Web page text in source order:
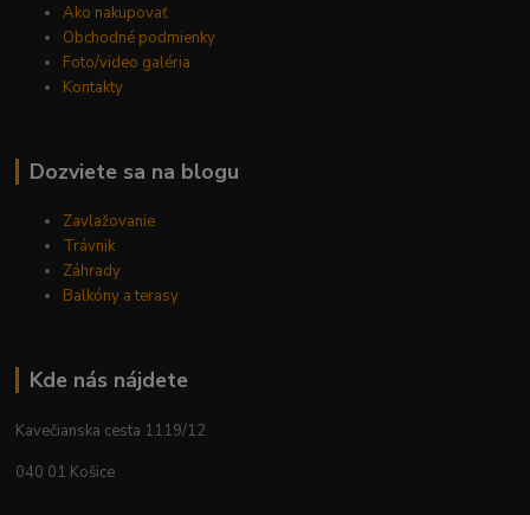
Ako nakupovať
Obchodné podmienky
Foto/video galéria
Kontakty
Dozviete sa na blogu
Zavlažovanie
Trávnik
Záhrady
Balkóny a terasy
Kde nás nájdete
Kavečianska cesta 1119/12
040 01 Košice